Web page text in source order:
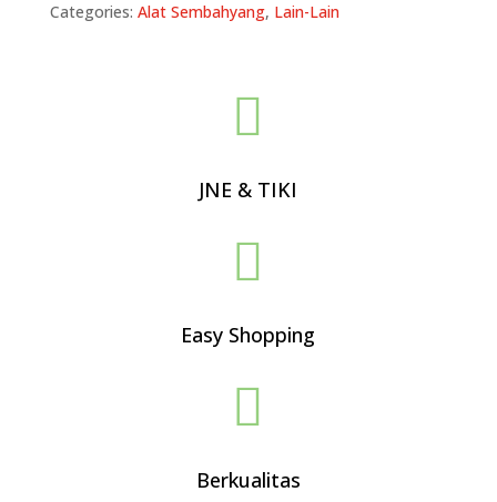
Categories: Alat Sembahyang, Lain-Lain

JNE & TIKI

Easy Shopping

Berkualitas